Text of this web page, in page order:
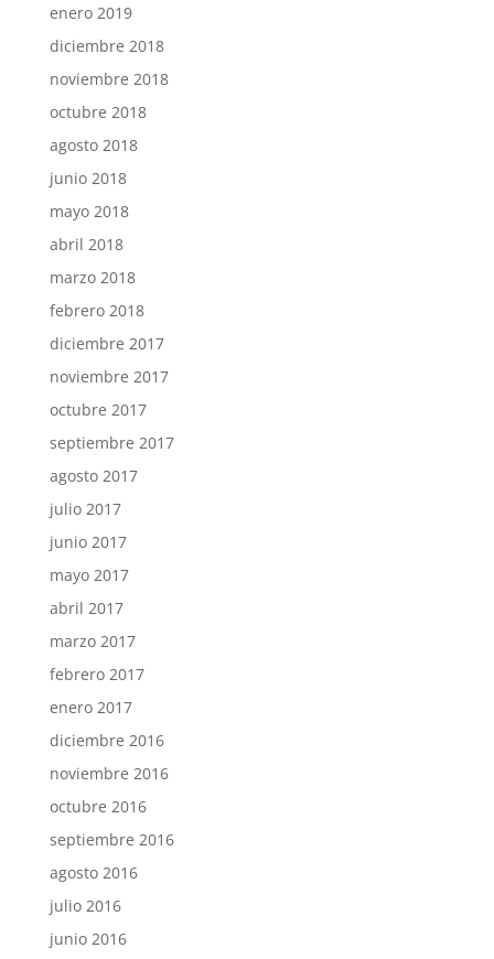
enero 2019
diciembre 2018
noviembre 2018
octubre 2018
agosto 2018
junio 2018
mayo 2018
abril 2018
marzo 2018
febrero 2018
diciembre 2017
noviembre 2017
octubre 2017
septiembre 2017
agosto 2017
julio 2017
junio 2017
mayo 2017
abril 2017
marzo 2017
febrero 2017
enero 2017
diciembre 2016
noviembre 2016
octubre 2016
septiembre 2016
agosto 2016
julio 2016
junio 2016